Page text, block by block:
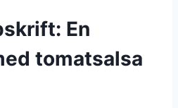
En
tomatsalsa